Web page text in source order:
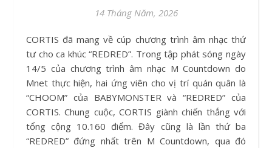
14 Tháng Năm, 2026
CORTIS đã mang về cúp chương trình âm nhạc thứ
tư cho ca khúc “REDRED”. Trong tập phát sóng ngày
14/5 của chương trình âm nhạc M Countdown do
Mnet thực hiện, hai ứng viên cho vị trí quán quân là
“CHOOM” của BABYMONSTER và “REDRED” của
CORTIS. Chung cuộc, CORTIS giành chiến thắng với
tổng cộng 10.160 điểm. Đây cũng là lần thứ ba
“REDRED” đứng nhất trên M Countdown, qua đó